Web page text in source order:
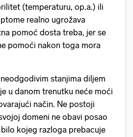
(temperaturu, op.a.) ili
realno ugrožava
pomoć dosta treba, jer se
pomoći nakon toga mora
stanjima diljem
u danom trenutku neće moći
način. Ne postoji
domeni ne obavi posao
kojeg razloga prebacuje